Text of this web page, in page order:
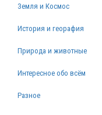
Земля и Космос
История и георафия
Природа и животные
Интересное обо всём
Разное